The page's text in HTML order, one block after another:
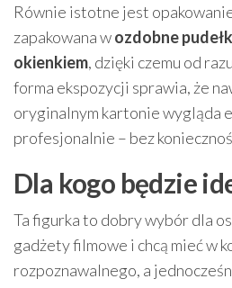
Równie istotne jest
zapakowana wozdobne
okienkiem, dzięki czemu od
forma ekspozycji sprawia, że
oryginalnym kartonie wygląda
profesjonalnie – bez
Dla kogo będzie
Ta figurka to dobry wybór dla
gadżety filmowe i chcą mieć w
rozpoznawalnego, a